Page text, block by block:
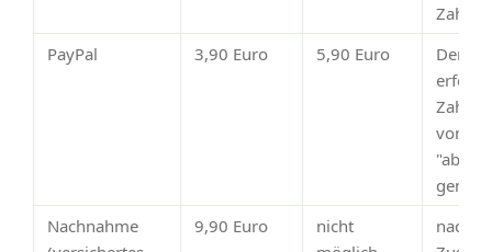
PayPal
3,90 Euro 5,90 Euro
Der
von
Nachnahme
9,90 Euro
nicht
nach